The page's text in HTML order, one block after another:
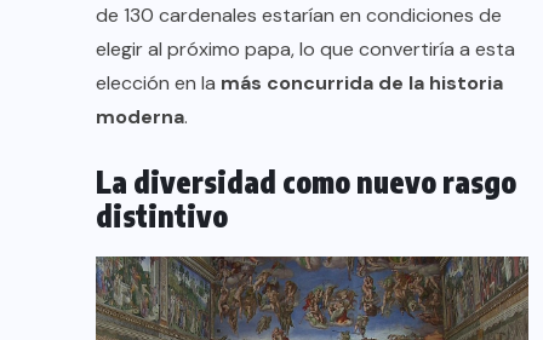
de 130 cardenales estarían en condiciones de
elegir al próximo papa, lo que convertiría a esta
elección en la más concurrida de la historia
moderna.
La diversidad como nuevo rasgo
distintivo